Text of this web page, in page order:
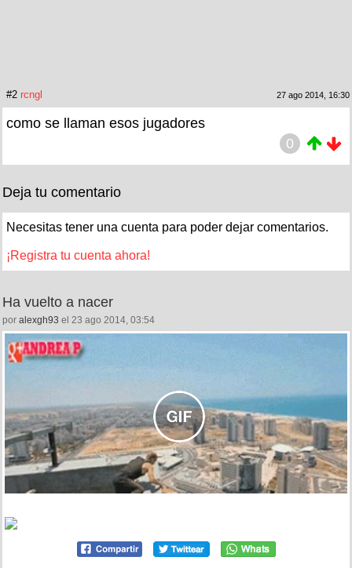
#2 rcngl 27 ago 2014, 16:30
como se llaman esos jugadores
0
Deja tu comentario
Necesitas tener una cuenta para poder dejar comentarios.
¡Registra tu cuenta ahora!
Ha vuelto a nacer
por alexgh93 el 23 ago 2014, 03:54